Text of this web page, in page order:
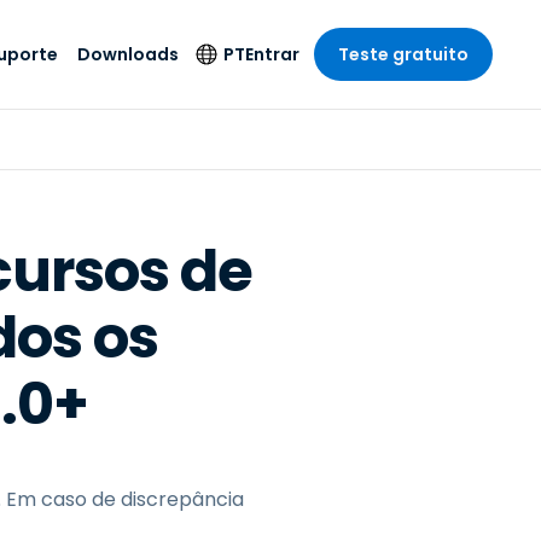
de
On-
Detecção e
Resposta de
Foxpass Acesso e
Sector Público
e Design
e Finanças
Downloads PT
Español
Italiano
繁體中文
Entrar Teste gratuito
de
os
caso de discrepância